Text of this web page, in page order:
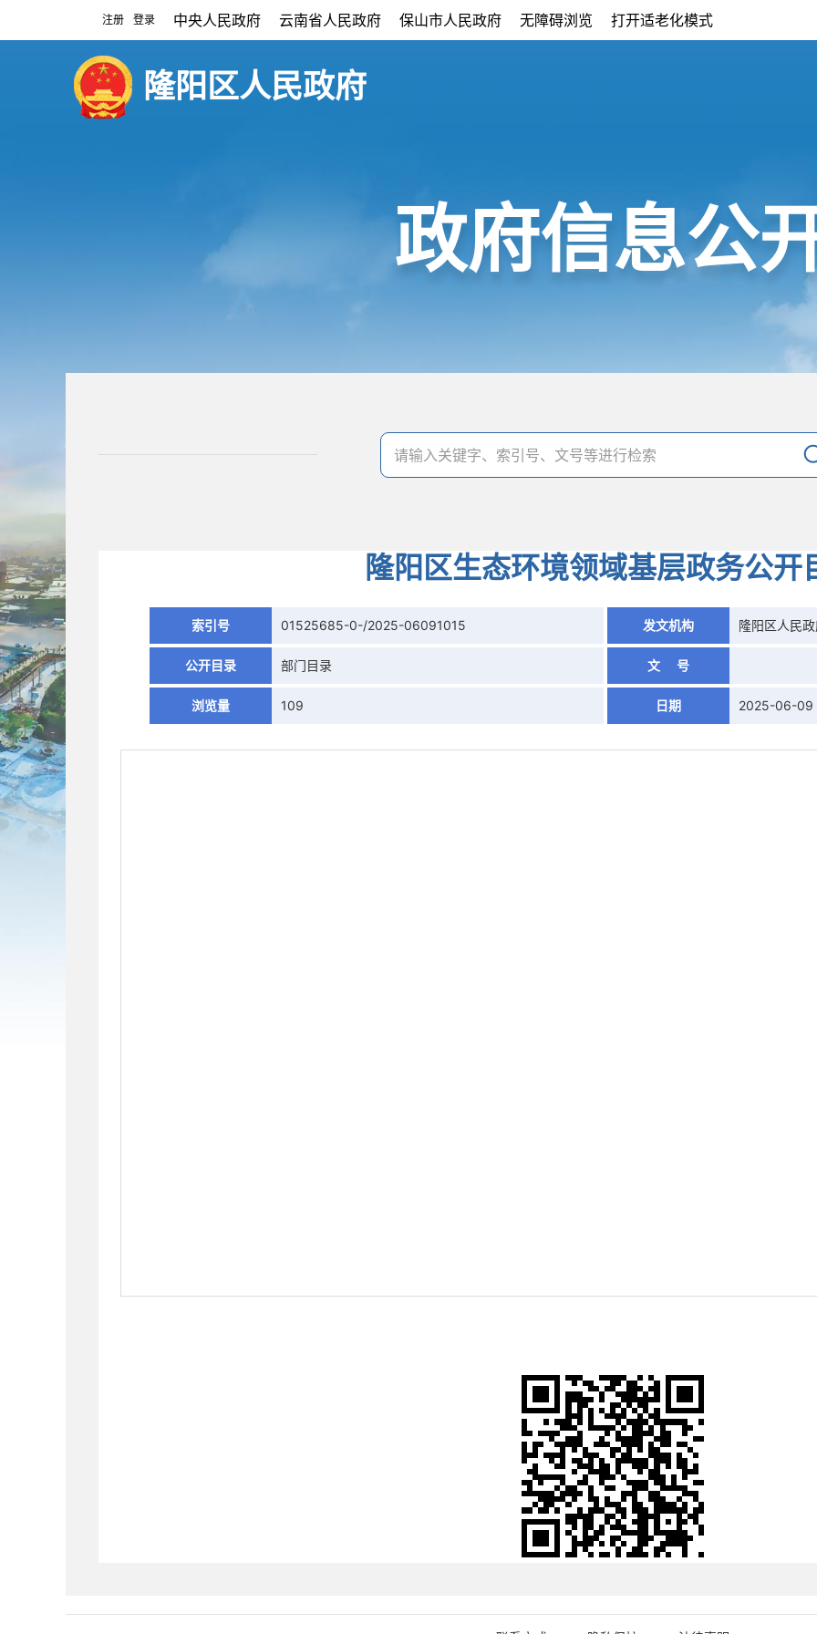
注册 登录 中央人民政府 云南省人民政府 保山市人民政府 无障碍浏览 打开适老化模式
隆阳区人民政府
政府信息公
隆阳区生态环境领域基层政务公开
索引号 01525685-0-/2025-06091015 发文机构 隆阳区人民
公开目录 部门目录 文 号
浏览量 109 日期 2025-06-09